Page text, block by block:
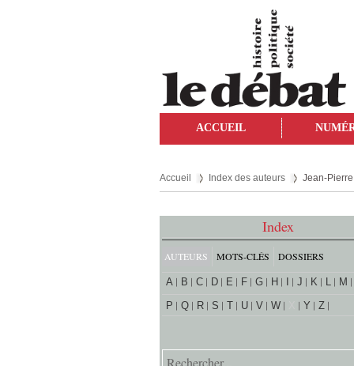
ACCUEIL
Accueil Index des auteurs Jean-
Index
AUTEURS MOTS-CLÉS DOSSIERS
A B C D E F G H J K L M
P
Q R S T U V W Y Z